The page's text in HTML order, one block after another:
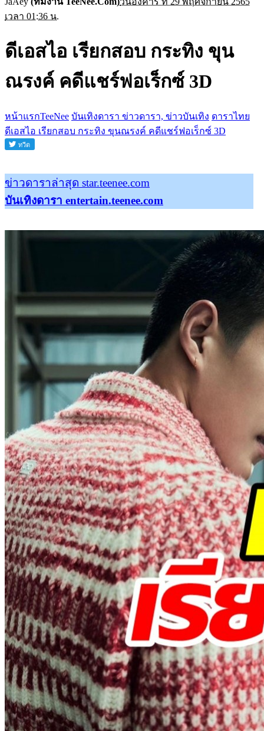
เวลา 01:36 น.
ดีเอสไอ เรียกสอบ กระทิง ขุน
ณรงค์ คดีแชร์ฟอเร็กซ์ 3D
หน้าแรกTeeNee บันเทิงดารา ข่าวดารา, ข่าวบันเทิง ดาราไทย
ดีเอสไอ เรียกสอบ กระทิง ขุนณรงค์ คดีแชร์ฟอเร็กซ์ 3D
ข่าวดาราล่าสุด star.teenee.com
บันเทิงดารา entertain.teenee.com